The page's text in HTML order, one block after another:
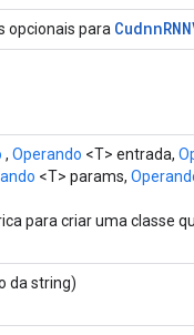
opcionais para Cudnn
, Operando <T> entrada,
<T> params,
para criar uma classe
da string)